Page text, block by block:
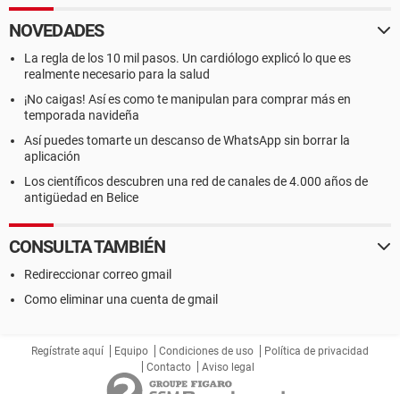
NOVEDADES
La regla de los 10 mil pasos. Un cardiólogo explicó lo que es
realmente necesario para la salud
¡No caigas! Así es como te manipulan para comprar más en
temporada navideña
Así puedes tomarte un descanso de WhatsApp sin borrar la
aplicación
Los científicos descubren una red de canales de 4.000 años de
antigüedad en Belice
CONSULTA TAMBIÉN
Redireccionar correo gmail
Como eliminar una cuenta de gmail
Regístrate aquí Equipo Condiciones de uso
Política de privacidad
Contacto
Aviso legal